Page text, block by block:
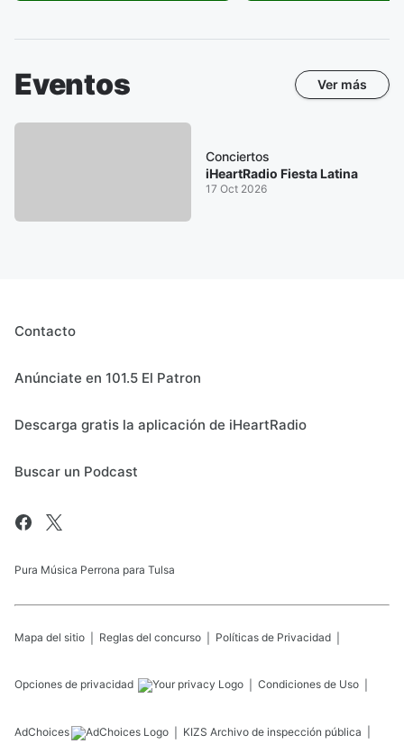
Eventos Ver más
Conciertos
iHeartRadio Fiesta Latina
17 Oct 2026
Contacto
Anúnciate en 101.5 El Patron
Descarga gratis la aplicación de iHeartRadio
Buscar un Podcast
Pura Música Perrona para Tulsa
Mapa del sitio Reglas del concurso Políticas de Privacidad
Opciones de privacidad Condiciones de Uso
AdChoices KIZS Archivo de inspección pública